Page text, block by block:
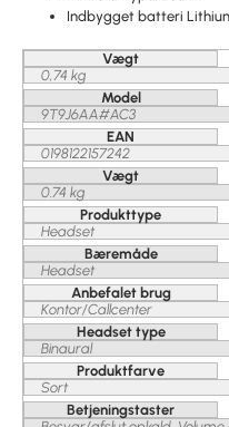
Indbygget batteri
Vægt
0,74 kg
Model
9T9J6AA#AC3
EAN
0198122157242
Vægt
0.74 kg
Produkttype
Headset
Bæremåde
Headset
Anbefalet brug
Kontor/Callcenter
Headset type
Binaural
Produktfarve
Sort
Betjeningstaster